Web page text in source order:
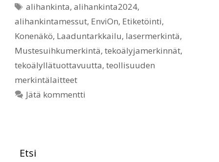
alihankinta,alihankinta2024,
alihankintamessut, EnviOn, Etiketöinti,
Konenäkö, Laaduntarkkailu, lasermerkintä,
Mustesuihkumerkintä, tekoälyjamerkinnät,
tekoälyllätuottavuutta, teollisuuden
merkintälaitteet
Jätä kommentti
Etsi